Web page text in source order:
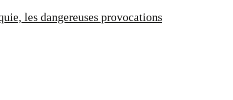
les dangereuses provocations